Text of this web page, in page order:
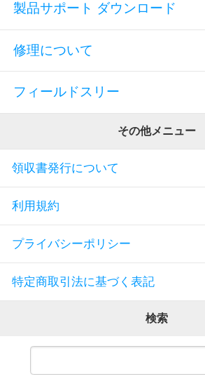
製品サポート ダウンロード
修理について
フィールドスリー
その他メニュー
領収書発行について
利用規約
プライバシーポリシー
特定商取引法に基づく表記
検索